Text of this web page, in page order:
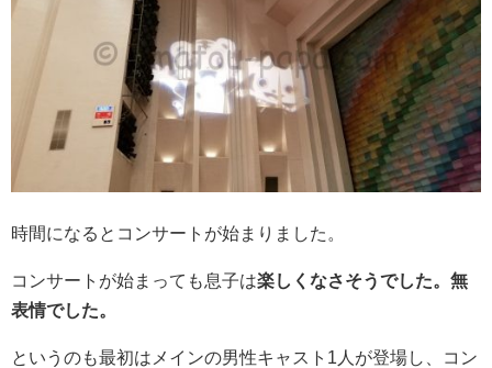
時間になるとコンサートが始まりました。
コンサートが始まっても息子は楽しくなさそうでした。無
表情でした。
というのも最初はメインの男性キャスト1人が登場し、コン